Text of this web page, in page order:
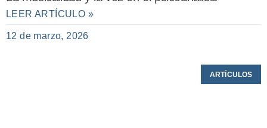
LEER ARTÍCULO »
12 de marzo, 2026
ARTÍCULOS